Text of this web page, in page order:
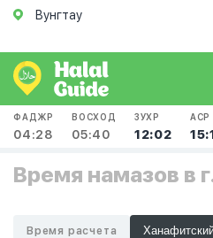
Вунгтау
ФАДЖР
04:28
ВОСХОД
05:40
ЗУХР
12:02
АСР
Время намазов в
Время расчета